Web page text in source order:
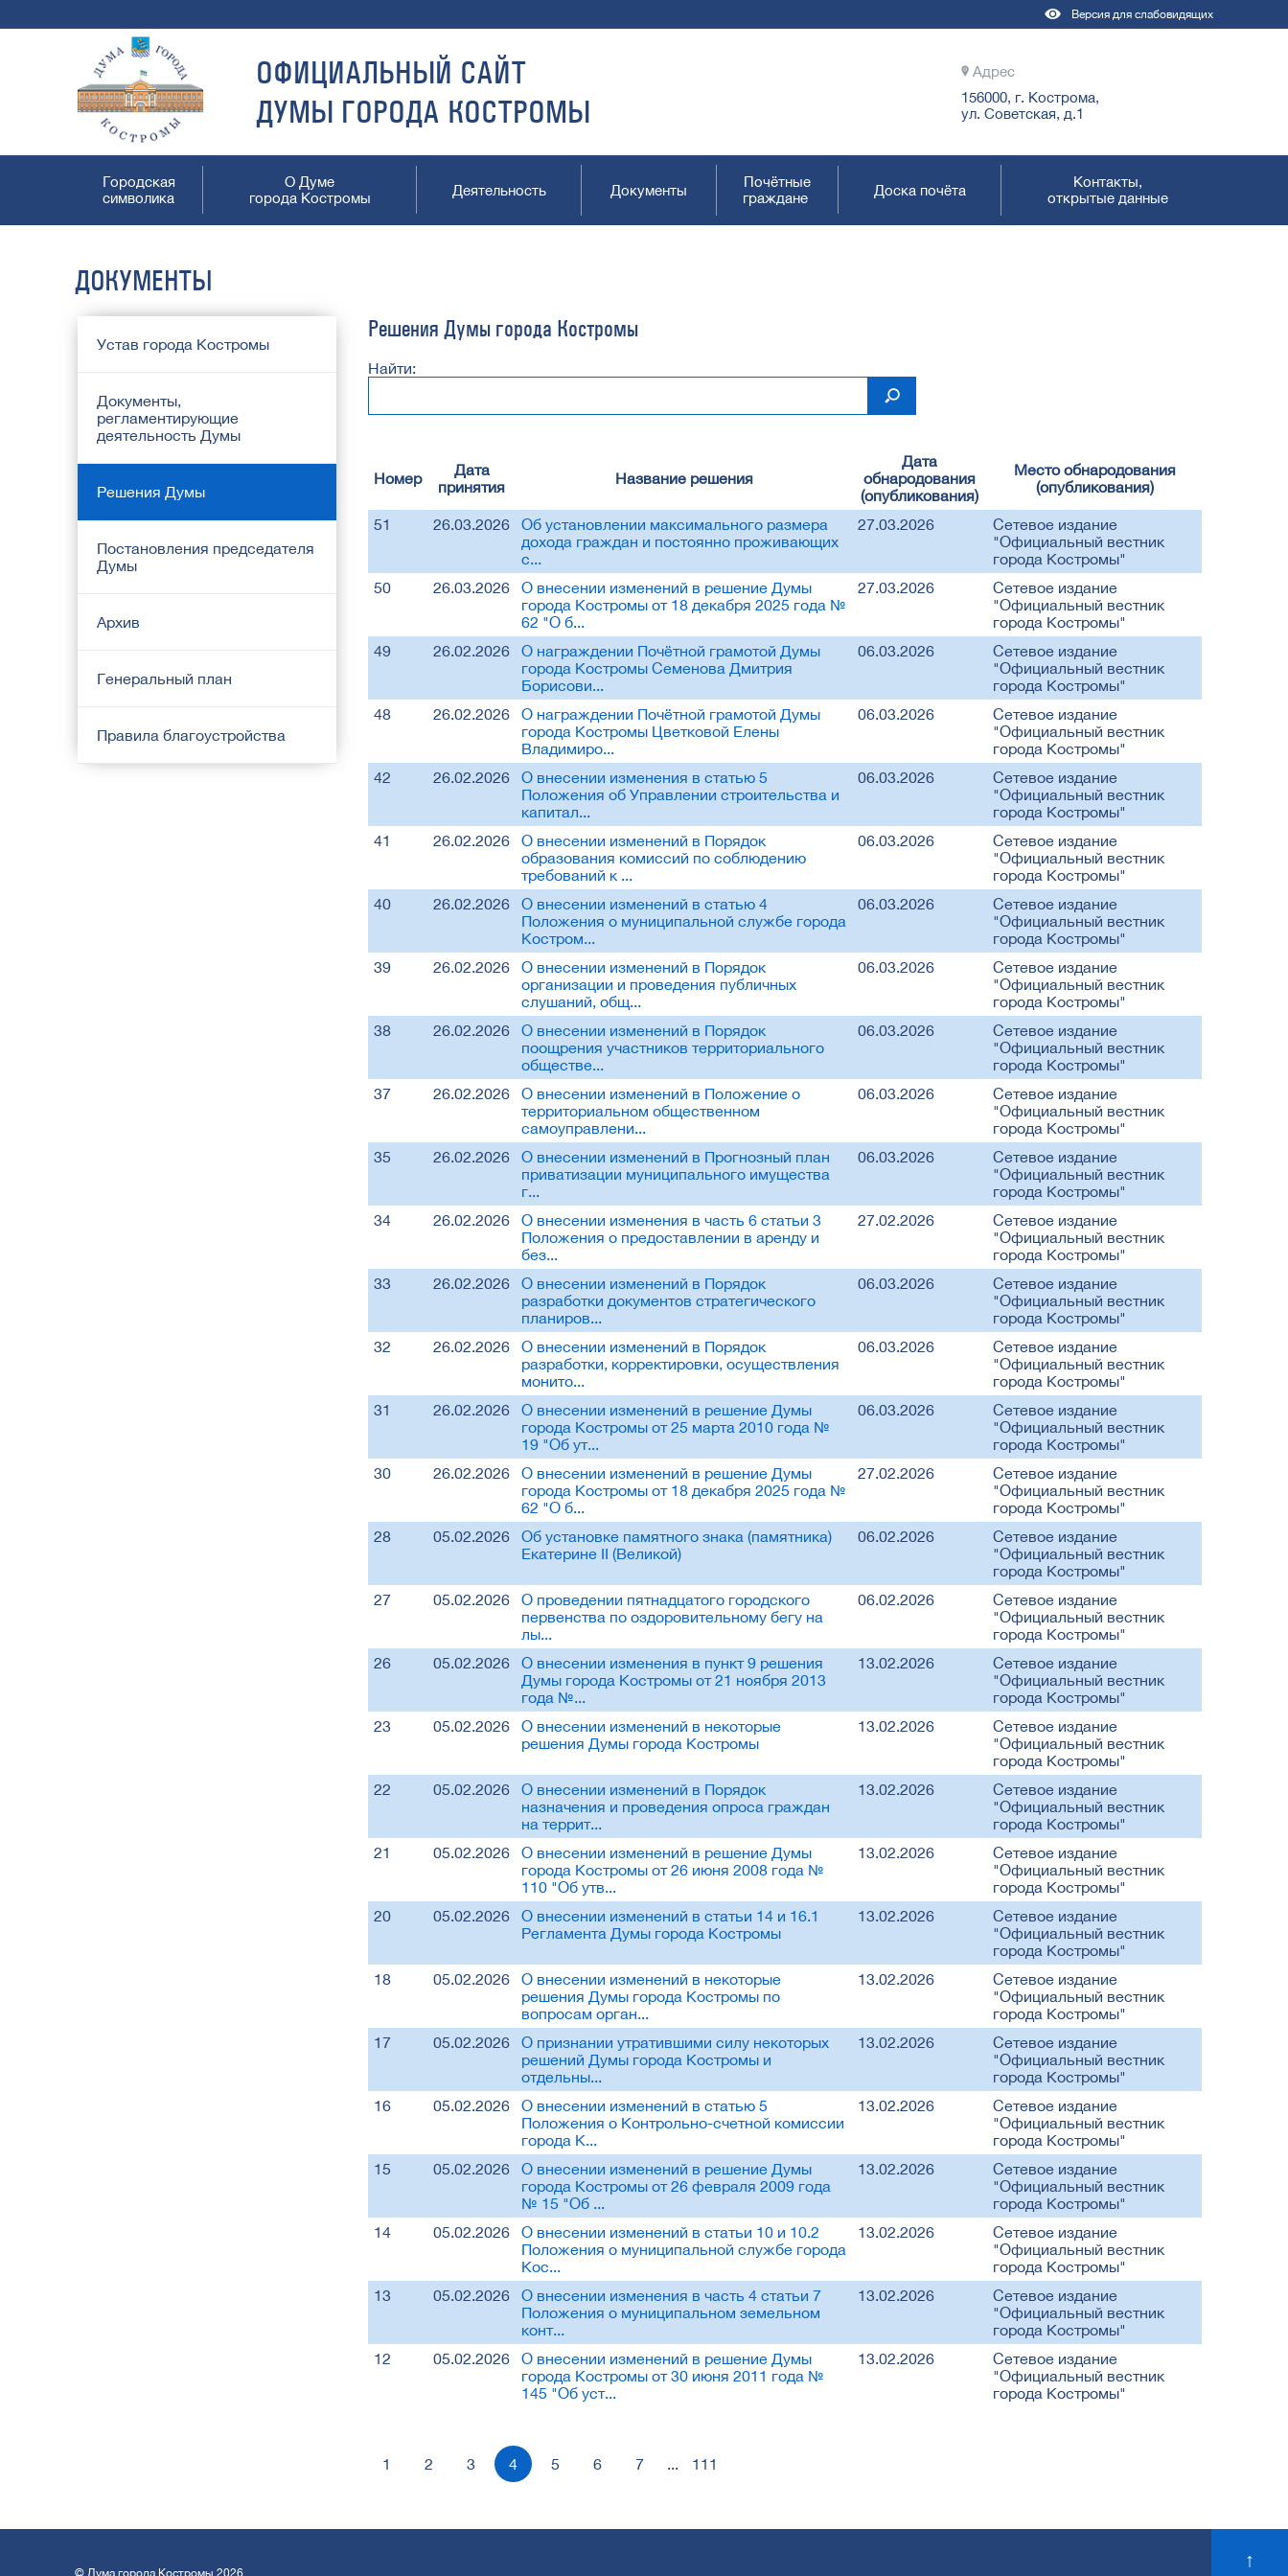
Версия для слабовидящих
ОФИЦИАЛЬНЫЙ САЙТ
ДУМЫ ГОРОДА КОСТРОМЫ
Адрес
156000, г. Кострома,
ул. Советская, д.1
Городская
символика
О Думе
города Костромы
Деятельность Документы
Почётные
граждане
Доска почёта
Контакты,
открытые данные
ДОКУМЕНТЫ
Устав города Костромы
Документы,
регламентирующие
деятельность Думы
Решения Думы
Постановления председателя
Думы
Архив
Генеральный план
Правила благоустройства
Решения Думы города Костромы
Найти:
Номер
Дата
принятия
Название решения
Дата
обнародования
(опубликования)
Место обнародования
(опубликования)
51 26.03.2026
Об установлении максимального размера
дохода граждан и постоянно проживающих
с...
27.03.2026
Сетевое издание
"Официальный вестник
города Костромы"
50
26.03.2026
О внесении изменений в решение Думы
города Костромы от 18 декабря 2025 года №
62 "О б...
27.03.2026
Сетевое издание
"Официальный вестник
города Костромы"
49
26.02.2026
О награждении Почётной грамотой Думы
города Костромы Семенова Дмитрия
Борисови...
06.03.2026
Сетевое издание
"Официальный вестник
города Костромы"
48
26.02.2026
О награждении Почётной грамотой Думы
города Костромы Цветковой Елены
Владимиро...
06.03.2026
Сетевое издание
"Официальный вестник
города Костромы"
42
26.02.2026
О внесении изменения в статью 5
Положения об Управлении строительства и
капитал...
06.03.2026
Сетевое издание
"Официальный вестник
города Костромы"
41
26.02.2026
О внесении изменений в Порядок
образования комиссий по соблюдению
требований к ...
06.03.2026
Сетевое издание
"Официальный вестник
города Костромы"
40
26.02.2026
О внесении изменений в статью 4
Положения о муниципальной службе города
Костром...
06.03.2026
Сетевое издание
"Официальный вестник
города Костромы"
39
26.02.2026
О внесении изменений в Порядок
организации и проведения публичных
слушаний, общ...
06.03.2026
Сетевое издание
"Официальный вестник
города Костромы"
38
26.02.2026
О внесении изменений в Порядок
поощрения участников территориального
обществе...
06.03.2026
Сетевое издание
"Официальный вестник
города Костромы"
37
26.02.2026
О внесении изменений в Положение о
территориальном общественном
самоуправлени...
06.03.2026
Сетевое издание
"Официальный вестник
города Костромы"
35
26.02.2026
О внесении изменений в Прогнозный план
приватизации муниципального имущества
г...
06.03.2026
Сетевое издание
"Официальный вестник
города Костромы"
34
26.02.2026
О внесении изменения в часть 6 статьи 3
Положения о предоставлении в аренду и
без...
27.02.2026
Сетевое издание
"Официальный вестник
города Костромы"
33
26.02.2026
О внесении изменений в Порядок
разработки документов стратегического
планиров...
06.03.2026
Сетевое издание
"Официальный вестник
города Костромы"
32
26.02.2026
О внесении изменений в Порядок
разработки, корректировки, осуществления
монито...
06.03.2026
Сетевое издание
"Официальный вестник
города Костромы"
31
26.02.2026
О внесении изменений в решение Думы
города Костромы от 25 марта 2010 года №
19 "Об ут...
06.03.2026
Сетевое издание
"Официальный вестник
города Костромы"
30
26.02.2026
О внесении изменений в решение Думы
города Костромы от 18 декабря 2025 года №
62 "О б...
27.02.2026
Сетевое издание
"Официальный вестник
города Костромы"
28
05.02.2026
Об установке памятного знака (памятника)
Екатерине II (Великой)
06.02.2026
Сетевое издание
"Официальный вестник
города Костромы"
27
05.02.2026
О проведении пятнадцатого городского
первенства по оздоровительному бегу на
лы...
06.02.2026
Сетевое издание
"Официальный вестник
города Костромы"
26
05.02.2026
О внесении изменения в пункт 9 решения
Думы города Костромы от 21 ноября 2013
года №...
13.02.2026
Сетевое издание
"Официальный вестник
города Костромы"
23
05.02.2026
О внесении изменений в некоторые
решения Думы города Костромы
13.02.2026
Сетевое издание
"Официальный вестник
города Костромы"
22
05.02.2026
О внесении изменений в Порядок
назначения и проведения опроса граждан
на террит...
13.02.2026
Сетевое издание
"Официальный вестник
города Костромы"
21
05.02.2026
О внесении изменений в решение Думы
города Костромы от 26 июня 2008 года №
110 "Об утв...
13.02.2026
Сетевое издание
"Официальный вестник
города Костромы"
20
05.02.2026
О внесении изменений в статьи 14 и 16.1
Регламента Думы города Костромы
13.02.2026
Сетевое издание
"Официальный вестник
города Костромы"
18
05.02.2026
О внесении изменений в некоторые
решения Думы города Костромы по
вопросам орган...
13.02.2026
Сетевое издание
"Официальный вестник
города Костромы"
17
05.02.2026
О признании утратившими силу некоторых
решений Думы города Костромы и
отдельны...
13.02.2026
Сетевое издание
"Официальный вестник
города Костромы"
16
05.02.2026
О внесении изменений в статью 5
Положения о Контрольно-счетной комиссии
города К...
13.02.2026
Сетевое издание
"Официальный вестник
города Костромы"
15
05.02.2026
О внесении изменений в решение Думы
города Костромы от 26 февраля 2009 года
№ 15 "Об ...
13.02.2026
Сетевое издание
"Официальный вестник
города Костромы"
14
05.02.2026
О внесении изменений в статьи 10 и 10.2
Положения о муниципальной службе города
Кос...
13.02.2026
Сетевое издание
"Официальный вестник
города Костромы"
13
05.02.2026
О внесении изменения в часть 4 статьи 7
Положения о муниципальном земельном
конт...
13.02.2026
Сетевое издание
"Официальный вестник
города Костромы"
12
05.02.2026
О внесении изменений в решение Думы
города Костромы от 30 июня 2011 года №
145 "Об уст...
13.02.2026
Сетевое издание
"Официальный вестник
города Костромы"
1 2 3 4 5 6 7 ... 111
© Дума города Костромы 2026
↑